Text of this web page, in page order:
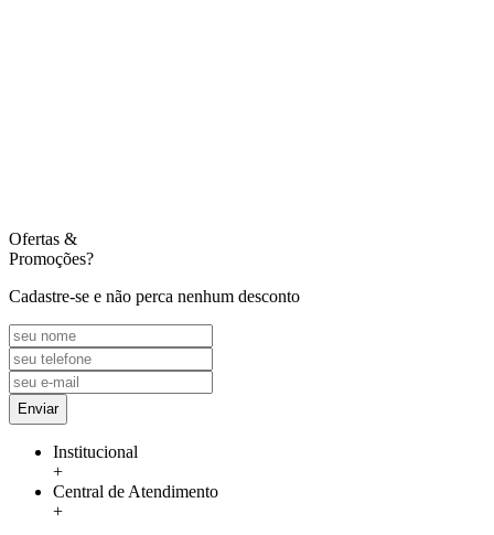
Ofertas &
Promoções?
Cadastre-se e não perca nenhum desconto
Enviar
Institucional
+
Central de Atendimento
+